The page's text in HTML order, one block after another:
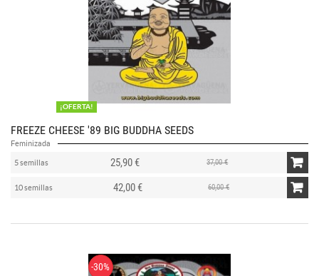
¡OFERTA!
FREEZE CHEESE '89 BIG BUDDHA SEEDS
Feminizada
5 semillas 25,90 € 37,00 €
10 semillas 42,00 € 60,00 €
-30%